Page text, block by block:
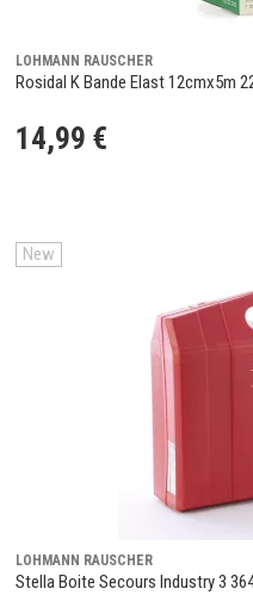
LOHMANN RAUSCHER
Rosidal K Bande Elast 12cmx5m
14,99 €
New
LOHMANN RAUSCHER
Stella Boite Secours Industry 3